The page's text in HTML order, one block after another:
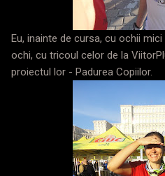
Eu, inainte de cursa, cu ochii
ochi, cu tricoul celor de la
proiectul lor - Padurea Copiilor.